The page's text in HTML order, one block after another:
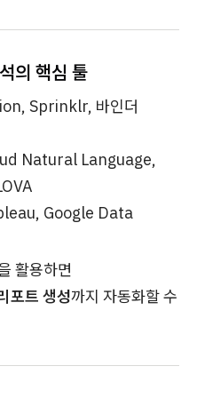
의 핵심 툴
Sprinklr, 바인더
Natural Language,
Google Data
활용하면
포트 생성까지 자동화할 수